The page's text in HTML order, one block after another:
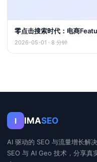
零点击搜索时代：电商
2026-05-01 · 8 分钟
I IMASEO
AI 驱动的 SEO 与流量增长解
SEO 与 AI Geo 技术，分享真